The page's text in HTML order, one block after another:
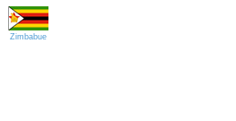
Zimbabue